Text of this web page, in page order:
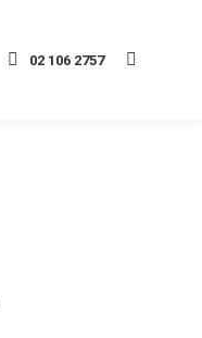
02 106 2757